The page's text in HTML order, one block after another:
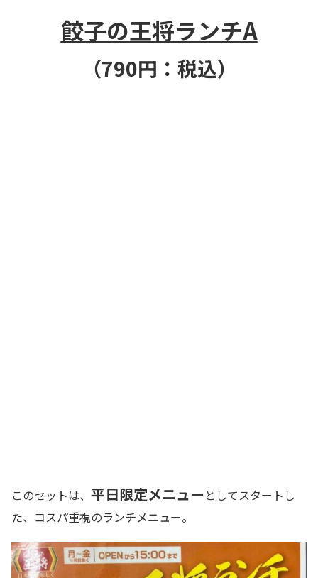
餃子の王将ランチA
（790円：税込）
このセットは、 平日限定メニューとしてスタートし
た、コスパ重視のランチメニュー。